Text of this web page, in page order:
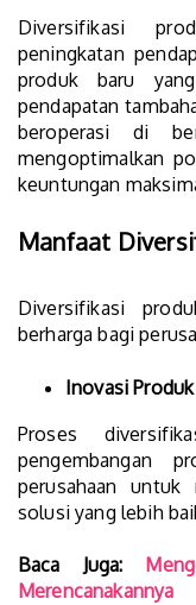
Diversifikasi
peningkatan
produk baru
pendapatan
beroperasi di
mengoptimalkan
keuntungan
Manfaat
Diversifikasi
berharga bagi
Inovasi Produk
Proses
pengembangan
perusahaan
solusi yang lebih
Baca Juga:
Merencanakannya